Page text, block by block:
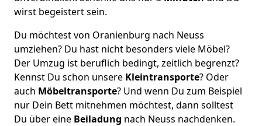
wirst begeistert sein.
Du möchtest von Oranienburg nach Neuss
umziehen? Du hast nicht besonders viele Möbel?
Der Umzug ist beruflich bedingt, zeitlich begrenzt?
Kennst Du schon unsere Kleintransporte? Oder
auch Möbeltransporte? Und wenn Du zum Beispiel
nur Dein Bett mitnehmen möchtest, dann solltest
Du über eine Beiladung nach Neuss nachdenken.